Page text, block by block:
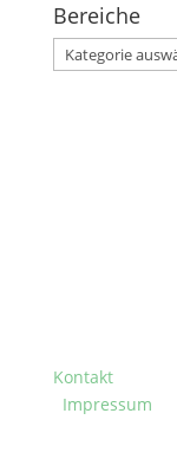
Bereiche
Bereiche
Kontakt
Impressum